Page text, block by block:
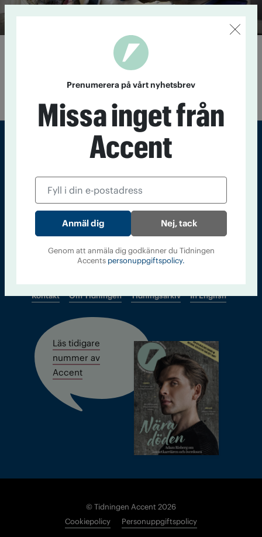
Här får hemlösas hundar vård
På Anicura veterinärmottagning på Gärdet i
Stockholm får hemlösas djur möjlighet till gratis vård under
två dagar om året. På Alla hjärtans dag är det dags igen.
Tidningen Accent, A4, Bondegatan 21, 116 33 Stockholm
accent@iogt.se
Chefredaktör och ansvarig utgivare: Barbro Janson Lundkvist,
barbro@a4.se.
Kontakt Om Tidningen Tidningsarkiv In English
Läs tidigare
nummer av
Accent
© Tidningen Accent 2026
Cookiepolicy
Personuppgiftspolicy
Prenumerera på vårt nyhetsbrev
Missa inget från
Accent
Nej, tack
Genom att anmäla dig godkänner du Tidningen
Accents personuppgiftspolicy.